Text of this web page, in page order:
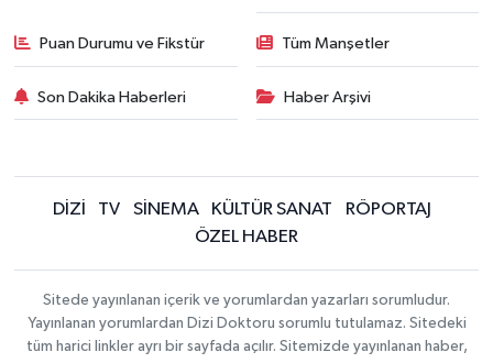
Puan Durumu ve Fikstür Tüm Manşetler
Son Dakika Haberleri Haber Arşivi
DİZİ TV SİNEMA KÜLTÜR SANAT
RÖPORTAJ
ÖZEL HABER
Sitede yayınlanan içerik ve yorumlardan yazarları sorumludur.
Yayınlanan yorumlardan Dizi Doktoru sorumlu tutulamaz. Sitedeki
tüm harici linkler ayrı bir sayfada açılır. Sitemizde yayınlanan haber,